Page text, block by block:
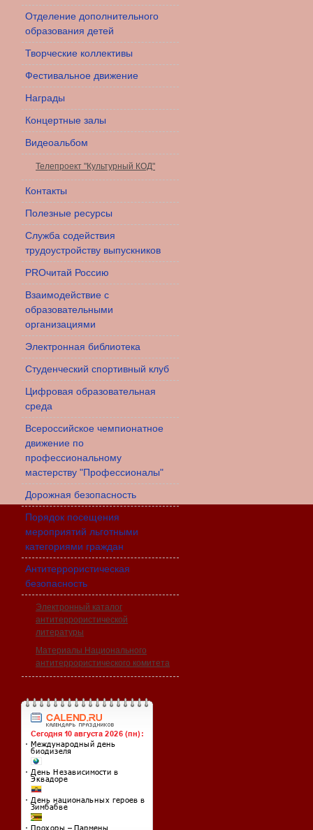
Отделение дополнительного
образования детей
Творческие коллективы
Фестивальное движение
Награды
Концертные залы
Видеоальбом
Телепроект "Культурный КОД"
Контакты
Полезные ресурсы
Служба содействия
трудоустройству выпускников
PROчитай Россию
Взаимодействие с
образовательными
организациями
Электронная библиотека
Студенческий спортивный клуб
Цифровая образовательная
среда
Всероссийское чемпионатное
движение по
профессиональному
мастерству "Профессионалы"
Дорожная безопасность
Порядок посещения
мероприятий льготными
категориями граждан
Антитеррористическая
безопасность
Электронный каталог
антитеррористической
литературы
Материалы Национального
антитеррористического комитета